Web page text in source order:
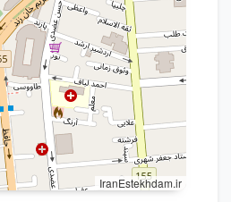
IranEstekhdam.ir